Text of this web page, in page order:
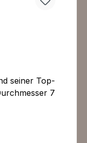
seiner Top-
7